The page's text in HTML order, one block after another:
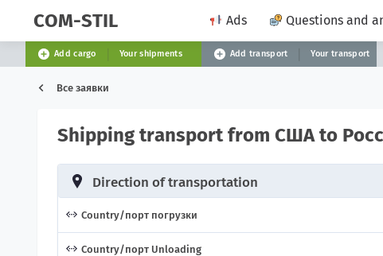
COM-STIL Ads Questions and
Add cargo Your shipments Add transport Your transport
Все заявки
Shipping transport from США to
Direction of transportation
Country/порт погрузки
Country/порт Unloading